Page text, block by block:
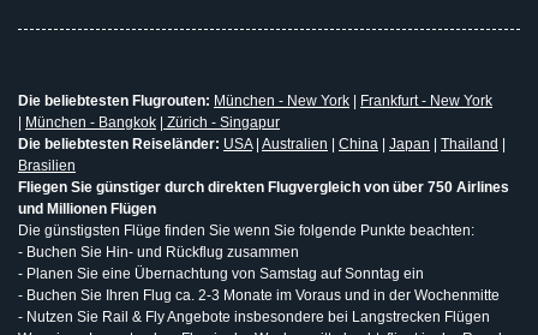
Die beliebtesten Flugrouten: München - New York
Frankfurt - New York
München - Bangkok
Zürich - Singapur
Die beliebtesten Reiseländer: USA| Australien China Japan Thailand
Brasilien
Fliegen Sie günstiger durch direkten Flugvergleich von über 750 Airlines
und Millionen Flügen
Die günstigsten Flüge finden Sie wenn Sie folgende Punkte beachten:
- Buchen Sie Hin- und Rückflug zusammen
- Planen Sie eine Übernachtung von Samstag auf Sonntag ein
- Buchen Sie Ihren Flug ca. 2-3 Monate im Voraus und in der Wochenmitte
- Nutzen Sie Rail & Fly Angebote insbesondere bei Langstrecken Flügen